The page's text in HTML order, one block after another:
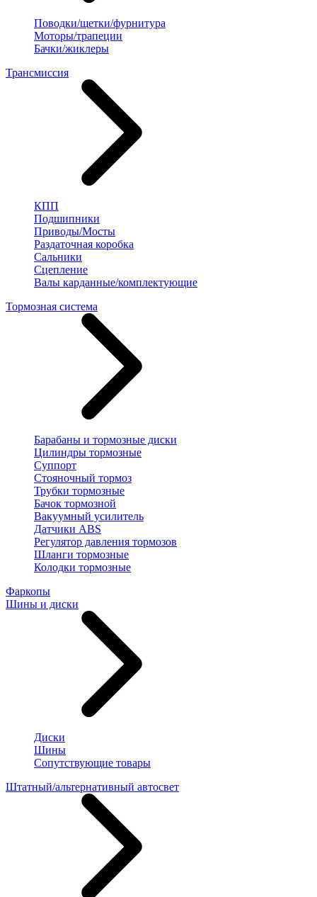
Поводки/щетки/фурнитура
Моторы/трапеции
Бачки/жиклеры
Трансмиссия
КПП
Подшипники
Приводы/Мосты
Раздаточная коробка
Сальники
Сцепление
Валы карданные/комплектующие
Тормозная система
Барабаны и тормозные диски
Цилиндры тормозные
Суппорт
Стояночный тормоз
Трубки тормозные
Бачок тормозной
Вакуумный усилитель
Датчики ABS
Регулятор давления тормозов
Шланги тормозные
Колодки тормозные
Фаркопы
Шины и диски
Диски
Шины
Сопутствующие товары
Штатный/альтернативный автосвет